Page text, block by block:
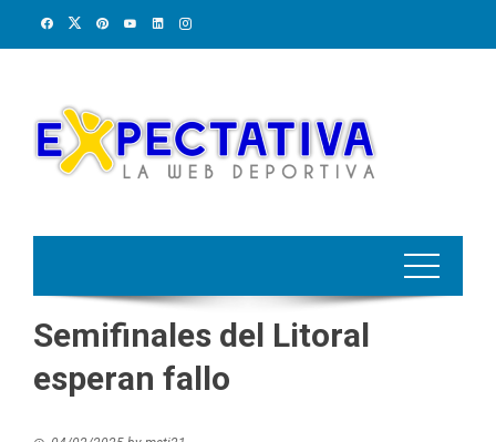
Semifinales del Litoral
esperan fallo